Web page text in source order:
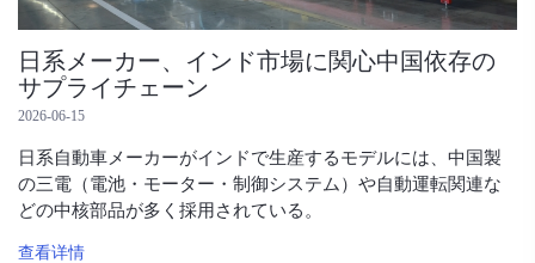
日系メーカー、インド市場に関心中国依存の
サプライチェーン
2026-06-15
日系自動車メーカーがインドで生産するモデルには、中国製
の三電（電池・モーター・制御システム）や自動運転関連な
どの中核部品が多く採用されている。
查看详情